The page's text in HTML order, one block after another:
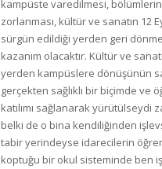
kampüste varedilmesi, bölümlerin
zorlanması, kültür ve sanatın 12
sürgün edildiği yerden geri
kazanım olacaktır. Kültür ve
yerden kampüslere dönüşünün
gerçekten sağlıklı bir biçimde ve
katılımı sağlanarak yürütülseydi
belki de o bina kendiliğinden
tabir yerindeyse idarecilerin
koptuğu bir okul sisteminde ben